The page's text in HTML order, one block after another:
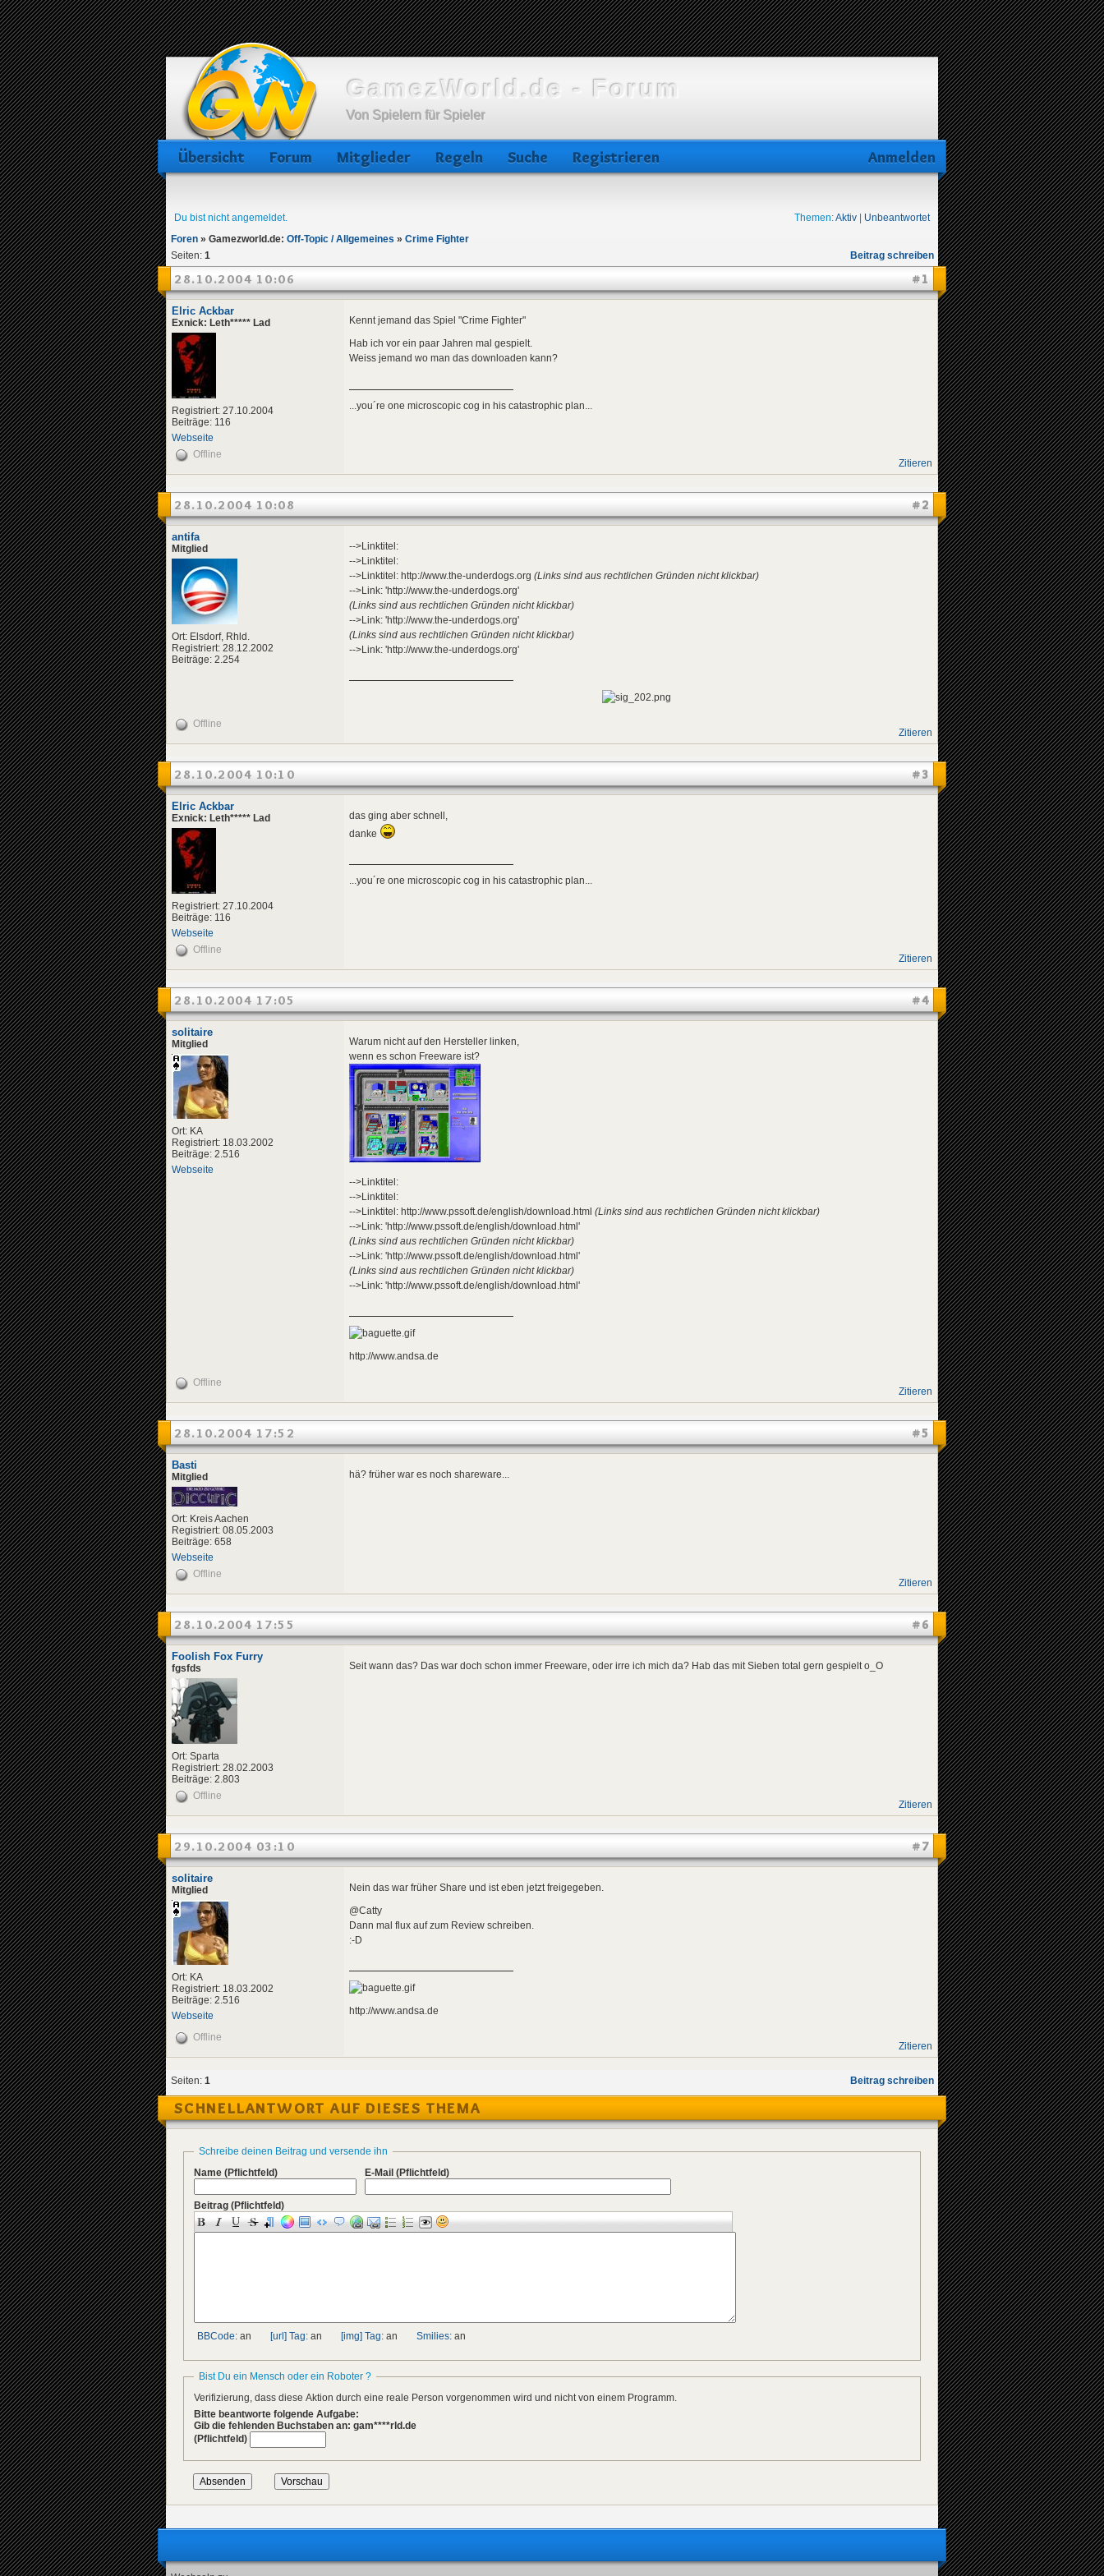
GamezWorld.de - Forum
Von Spielern für Spieler
Übersicht Forum Mitglieder Regeln Suche Registrieren Anmelden
Du bist nicht angemeldet. Themen:Aktiv
Unbeantwortet
Foren » Gamezworld.de: Off-Topic / Allgemeines » Crime Fighter
Seiten: 1 Beitrag schreiben
#1
28.10.2004 10:06
Elric Ackbar
Exnick: Leth***** Lad
Registriert: 27.10.2004
Beiträge: 116
Webseite
Kennt jemand das Spiel "Crime Fighter"
Hab ich vor ein paar Jahren mal gespielt.
Weiss jemand wo man das downloaden kann?
...you´re one microscopic cog in his catastrophic plan...
Offline
Zitieren
#2
28.10.2004 10:08
antifa
Mitglied
Ort: Elsdorf, Rhld.
Registriert: 28.12.2002
Beiträge: 2.254
-->Linktitel:
-->Linktitel:
-->Linktitel: http://www.the-underdogs.org (Links sind aus rechtlichen Gründen nicht klickbar)
-->Link: 'http://www.the-underdogs.org'
(Links sind aus rechtlichen Gründen nicht klickbar)
-->Link: 'http://www.the-underdogs.org'
(Links sind aus rechtlichen Gründen nicht klickbar)
-->Link: 'http://www.the-underdogs.org'
Offline
Zitieren
#3
28.10.2004 10:10
Elric Ackbar
Exnick: Leth***** Lad
Registriert: 27.10.2004
Beiträge: 116
Webseite
das ging aber schnell,
danke
...you´re one microscopic cog in his catastrophic plan...
Offline
Zitieren
#4
28.10.2004 17:05
solitaire
Mitglied
Ort: KA
Registriert: 18.03.2002
Beiträge: 2.516
Webseite
Warum nicht auf den Hersteller linken,
wenn es schon Freeware ist?
-->Linktitel:
-->Linktitel:
-->Linktitel: http://www.pssoft.de/english/download.html (Links sind aus rechtlichen Gründen nicht klickbar)
-->Link: 'http://www.pssoft.de/english/download.html'
(Links sind aus rechtlichen Gründen nicht klickbar)
-->Link: 'http://www.pssoft.de/english/download.html'
(Links sind aus rechtlichen Gründen nicht klickbar)
-->Link: 'http://www.pssoft.de/english/download.html'
http://www.andsa.de
Offline
Zitieren
#5
28.10.2004 17:52
Basti
Mitglied
Ort: Kreis Aachen
Registriert: 08.05.2003
Beiträge: 658
Webseite
hä? früher war es noch shareware...
Offline
Zitieren
#6
28.10.2004 17:55
Foolish Fox Furry
fgsfds
Ort: Sparta
Registriert: 28.02.2003
Beiträge: 2.803
Seit wann das? Das war doch schon immer Freeware, oder irre ich mich da? Hab das mit Sieben total gern gespielt o_O
Offline
Zitieren
#7
29.10.2004 03:10
solitaire
Mitglied
Ort: KA
Registriert: 18.03.2002
Beiträge: 2.516
Webseite
Nein das war früher Share und ist eben jetzt freigegeben.
@Catty
Dann mal flux auf zum Review schreiben.
:-D
http://www.andsa.de
Offline
Zitieren
Seiten: 1 Beitrag schreiben
SCHNELLANTWORT AUF DIESES THEMA
Schreibe deinen Beitrag und versende ihn
Name (Pflichtfeld) E-Mail (Pflichtfeld)
Beitrag (Pflichtfeld)
BBCode: an [url] Tag: an [img] Tag: an Smilies: an
Bist Du ein Mensch oder ein Roboter ?
Verifizierung, dass diese Aktion durch eine reale Person vorgenommen wird und nicht von einem Programm.
Bitte beantworte folgende Aufgabe:
Gib die fehlenden Buchstaben an: gam****rld.de
(Pflichtfeld)